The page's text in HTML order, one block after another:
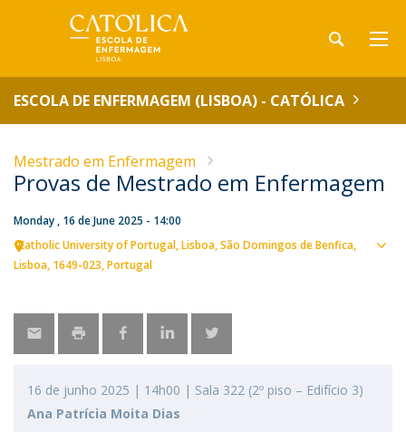
ESCOLA DE ENFERMAGEM (LISBOA) - CATÓLICA
Mestrado em Enfermagem
Provas de Mestrado em Enfermagem
Monday , 16 de June 2025 - 14:00
Catholic University of Portugal Lisboa São Domingos de Benfica,
Lisboa 1649-023 Portugal
16 de junho 2025 | 14h00 | Sala 322 (2º piso – Edifício 3)
Ana Patrícia Moita Dias